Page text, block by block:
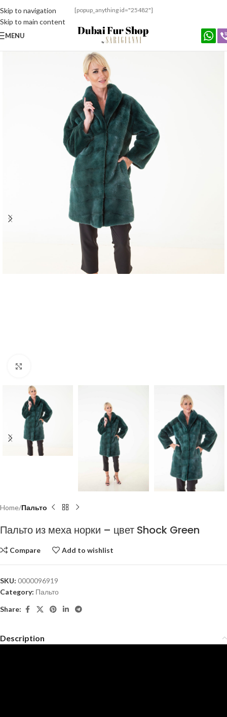
Skip to navigation
Skip to main content
[popup_anything id="25482"]
MENU
Home Пальто
Пальто из меха норки – цвет Shock Green
Compare Add to wishlist
SKU: 0000096919
Category: Пальто
Share:
Description